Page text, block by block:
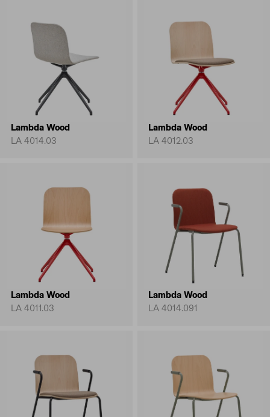
Lambda Wood
LA 4014.03
Lambda Wood
LA 4012.03
Lambda Wood
LA 4011.03
Lambda Wood
LA 4014.091